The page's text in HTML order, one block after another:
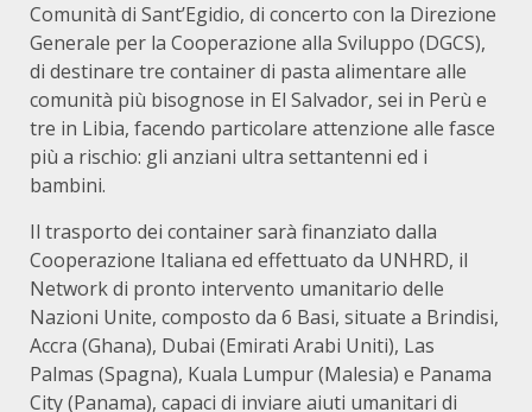
Comunità di Sant’Egidio, di concerto con la Direzione
Generale per la Cooperazione alla Sviluppo (DGCS),
di destinare tre container di pasta alimentare alle
comunità più bisognose in El Salvador, sei in Perù e
tre in Libia, facendo particolare attenzione alle fasce
più a rischio: gli anziani ultra settantenni ed i
bambini.
Il trasporto dei container sarà finanziato dalla
Cooperazione Italiana ed effettuato da UNHRD, il
Network di pronto intervento umanitario delle
Nazioni Unite, composto da 6 Basi, situate a Brindisi,
Accra (Ghana), Dubai (Emirati Arabi Uniti), Las
Palmas (Spagna), Kuala Lumpur (Malesia) e Panama
City (Panama), capaci di inviare aiuti umanitari di